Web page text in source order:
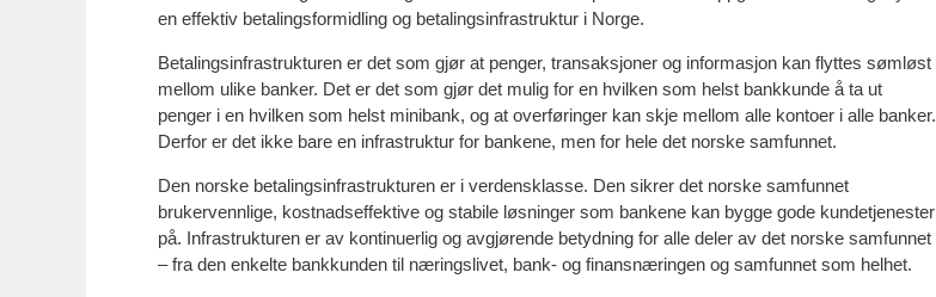
en effektiv betalingsformidling og betalingsinfrastruktur i Norge.
Betalingsinfrastrukturen er det som gjør at penger, transaksjoner og informasjon kan flyttes sømløst
mellom ulike banker. Det er det som gjør det mulig for en hvilken som helst bankkunde å ta ut
penger i en hvilken som helst minibank, og at overføringer kan skje mellom alle kontoer i alle banker.
Derfor er det ikke bare en infrastruktur for bankene, men for hele det norske samfunnet.
Den norske betalingsinfrastrukturen er i verdensklasse. Den sikrer det norske samfunnet
brukervennlige, kostnadseffektive og stabile løsninger som bankene kan bygge gode kundetjenester
på. Infrastrukturen er av kontinuerlig og avgjørende betydning for alle deler av det norske samfunnet
­– fra den enkelte bankkunden til næringslivet, bank- og finansnæringen og samfunnet som helhet.